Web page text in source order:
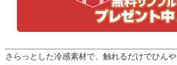
さらっとした冷感素材で、触れるだけでひん